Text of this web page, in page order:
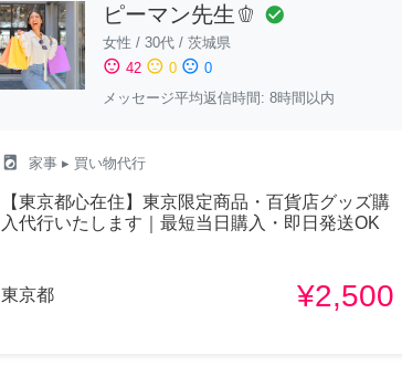
ピーマン先生🫑 check_circle
女性 / 30代 / 茨城県
sentiment_satisfied 42 sentiment_neutral 0 sentiment_dissatisfied 0
メッセージ平均返信時間: 8時間以内
local_laundry_service 家事 ▸ 買い物代行
【東京都心在住】東京限定商品・百貨店グッズ購
入代行いたします｜最短当日購入・即日発送OK
東京都 ¥2,500